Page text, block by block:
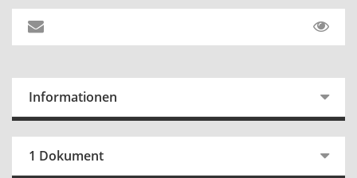
Informationen
1 Dokument